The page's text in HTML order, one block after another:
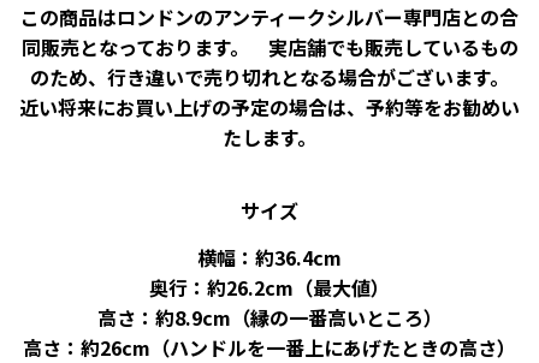
この商品はロンドンのアンティークシルバー専門店との合
同販売となっております。 実店舗でも販売しているもの
のため、行き違いで売り切れとなる場合がございます。
近い将来にお買い上げの予定の場合は、予約等をお勧めい
たします。
サイズ
横幅：約36.4cm
奥行：約26.2cm（最大値）
高さ：約8.9cm（縁の一番高いところ）
高さ：約26cm（ハンドルを一番上にあげたときの高さ）